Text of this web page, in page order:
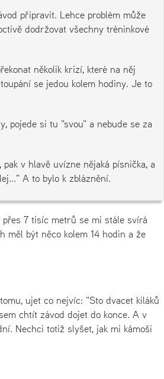
připravit. Lehce problém může
dodržovat všechny tréninkové
několik krizí, které na něj
se jedou kolem hodiny. Je to
pojede si tu "svou" a nebude se za
v hlavě uvízne nějaká písnička, a
A to bylo k zbláznění.
7 tisíc metrů se mi stále svírá
měl být něco kolem 14 hodin a že
ujet co nejvíc: "Sto dvacet kiláků
chtít závod dojet do konce. A v
Nechci totiž slyšet, jak mi kámoši